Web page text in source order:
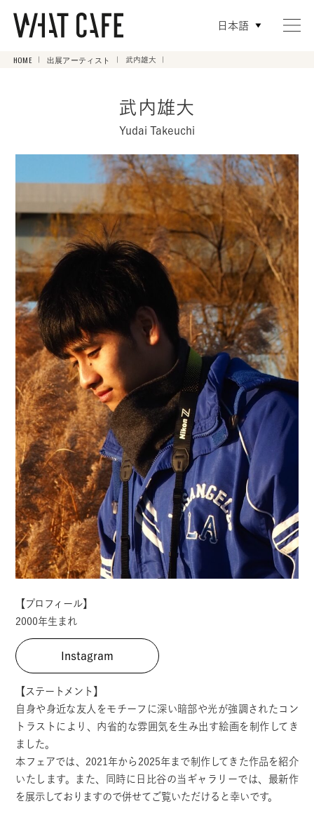
日本語
HOME 出展アーティスト 武内雄大
武内雄大
Yudai Takeuchi
【プロフィール】
2000年生まれ
Instagram
【ステートメント】
自身や身近な友人をモチーフに深い暗部や光が強調されたコン
トラストにより、内省的な雰囲気を生み出す絵画を制作してき
ました。
本フェアでは、2021年から2025年まで制作してきた作品を紹介
いたします。また、同時に日比谷の当ギャラリーでは、最新作
を展示しておりますので併せてご覧いただけると幸いです。